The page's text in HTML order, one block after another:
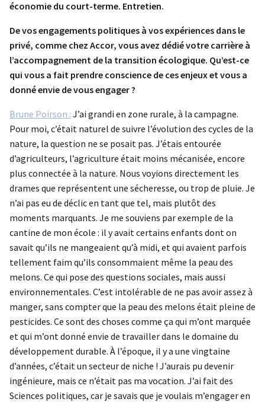
économie du court-terme. Entretien.
De vos engagements politiques à vos expériences dans le
privé, comme chez Accor, vous avez dédié votre carrière à
l’accompagnement de la transition écologique. Qu’est-ce
qui vous a fait prendre conscience de ces enjeux et vous a
donné envie de vous engager ?
Brune Poirson : J’ai grandi en zone rurale, à la campagne.
Pour moi, c’était naturel de suivre l’évolution des cycles de la
nature, la question ne se posait pas. J’étais entourée
d’agriculteurs, l’agriculture était moins mécanisée, encore
plus connectée à la nature. Nous voyions directement les
drames que représentent une sécheresse, ou trop de pluie. Je
n’ai pas eu de déclic en tant que tel, mais plutôt des
moments marquants. Je me souviens par exemple de la
cantine de mon école : il y avait certains enfants dont on
savait qu’ils ne mangeaient qu’à midi, et qui avaient parfois
tellement faim qu’ils consommaient même la peau des
melons. Ce qui pose des questions sociales, mais aussi
environnementales. C’est intolérable de ne pas avoir assez à
manger, sans compter que la peau des melons était pleine de
pesticides. Ce sont des choses comme ça qui m’ont marquée
et qui m’ont donné envie de travailler dans le domaine du
développement durable. À l’époque, il y a une vingtaine
d’années, c’était un secteur de niche ! J’aurais pu devenir
ingénieure, mais ce n’était pas ma vocation. J’ai fait des
Sciences politiques, car je savais que je voulais m’engager en